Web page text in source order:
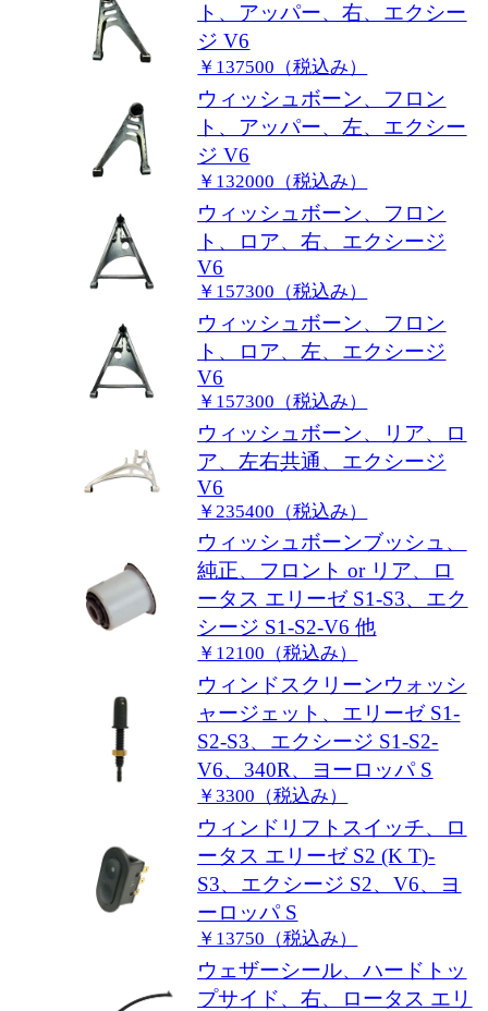
ト、アッパー、右、エクシー
ジ V6
￥137500（税込み）
ウィッシュボーン、フロン
ト、アッパー、左、エクシー
ジ V6
￥132000（税込み）
ウィッシュボーン、フロン
ト、ロア、右、エクシージ
V6
￥157300（税込み）
ウィッシュボーン、フロン
ト、ロア、左、エクシージ
V6
￥157300（税込み）
ウィッシュボーン、リア、ロ
ア、左右共通、エクシージ
V6
￥235400（税込み）
ウィッシュボーンブッシュ、
純正、フロント or リア、ロ
ータス エリーゼ S1-S3、エク
シージ S1-S2-V6 他
￥12100（税込み）
ウィンドスクリーンウォッシ
ャージェット、エリーゼ S1-
S2-S3、エクシージ S1-S2-
V6、340R、ヨーロッパ S
￥3300（税込み）
ウィンドリフトスイッチ、ロ
ータス エリーゼ S2 (K T)-
S3、エクシージ S2、V6、ヨ
ーロッパ S
￥13750（税込み）
ウェザーシール、ハードトッ
プサイド、右、ロータス エリ